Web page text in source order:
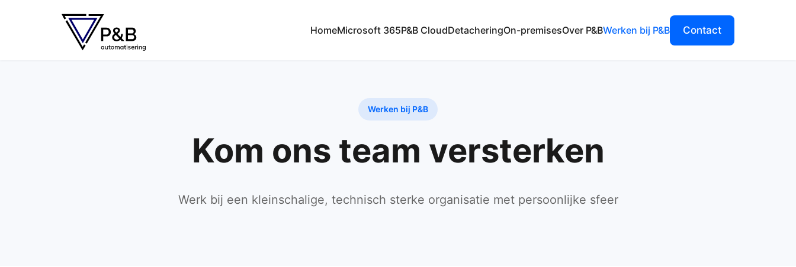
HomeMicrosoft 365P&B CloudDetacheringOn-premisesOver P&BWerken bij P&B Contact
Werken bij P&B
Kom ons team versterken
Werk bij een kleinschalige, technisch sterke organisatie met persoonlijke sfeer